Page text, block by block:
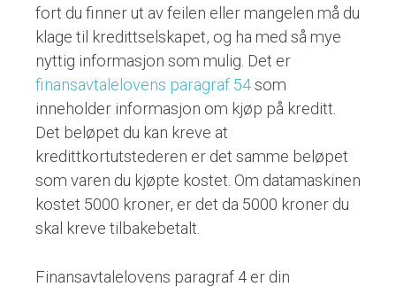
fort du finner ut av feilen eller mangelen må du
klage til kredittselskapet, og ha med så mye
nyttig informasjon som mulig. Det er
finansavtalelovens paragraf 54som
inneholder informasjon om kjøp på kreditt.
Det beløpet du kan kreve at
kredittkortutstederen er det samme beløpet
som varen du kjøpte kostet. Om datamaskinen
kostet 5000 kroner, er det da 5000 kroner du
skal kreve tilbakebetalt.
Finansavtalelovens paragraf 4 er din